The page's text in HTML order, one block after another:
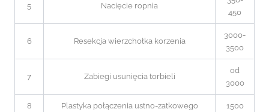
5 Nacięcie ropnia
450
6 Resekcja wierzchołka korzenia
3000-
3500
7 Zabiegi usunięcia torbieli
od
3000
8 Plastyka połączenia ustno-zatkowego 1500